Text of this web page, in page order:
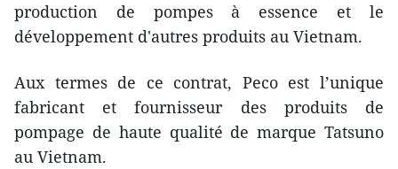
production de pompes à essence et le
développement d'autres produits au Vietnam.
Aux termes de ce contrat, Peco est l’unique
fabricant et fournisseur des produits de
pompage de haute qualité de marque Tatsuno
au Vietnam.